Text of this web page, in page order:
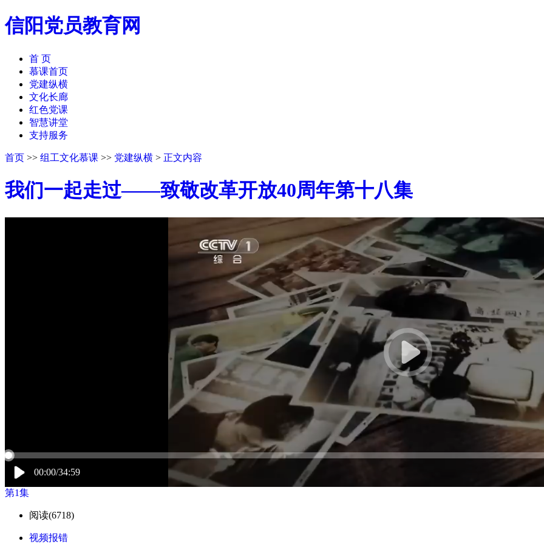
信阳党员教育网
首 页
慕课首页
党建纵横
文化长廊
红色党课
智慧讲堂
支持服务
首页 >> 组工文化慕课 >> 党建纵横 > 正文内容
我们一起走过——致敬改革开放40周年第十八集
00:00/34:59
第1集
阅读(6718)
视频报错